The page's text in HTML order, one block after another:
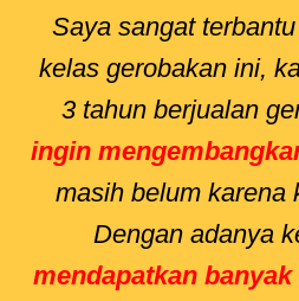
Saya sangat
kelas gerobakan ini,
3 tahun berjualan
ingin
masih belum karena
Dengan adanya
mendapatkan